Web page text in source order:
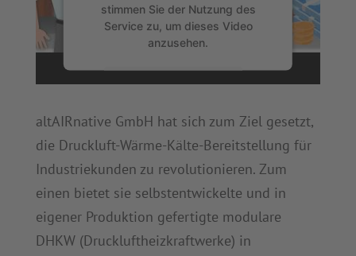
stimmen Sie der Nutzung des
Service zu, um dieses Video
anzusehen.
Mehr Informationen
Akzeptieren
powered byUsercentrics Consent
Management Platform&eRecht24
altAIRnative GmbH hat sich zum Ziel gesetzt,
die Druckluft-Wärme-Kälte-Bereitstellung für
Industriekunden zu revolutionieren. Zum
einen bietet sie selbstentwickelte und in
eigener Produktion gefertigte modulare
DHKW (Druckluftheizkraftwerke) in